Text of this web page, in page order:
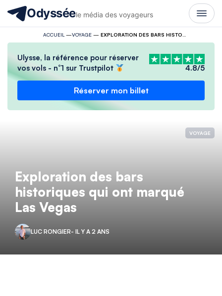
Odysséele média des voyageurs
ACCUEIL —VOYAGE—
Ulysse, la référence pour réserver
vos vols - n°1 sur Trustpilot
4.8/5
Réserver mon billet
VOYAGE
Exploration des bars
historiques qui ont marqué
Las Vegas
LUC RONGIER- IL Y A 2 ANS